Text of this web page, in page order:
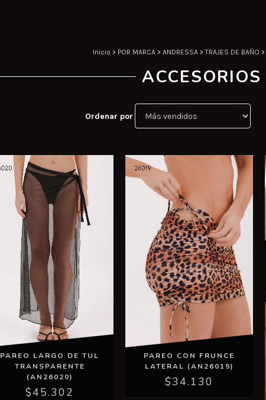
Inicio > POR MARCA > ANDRESSA > TRAJES DE BAÑO >
ACCESORIOS
Ordenar por
PAREO LARGO DE TUL
TRANSPARENTE
(AN26020)
$45.302
PAREO CON FRUNCE
LATERAL (AN26019)
$34.130